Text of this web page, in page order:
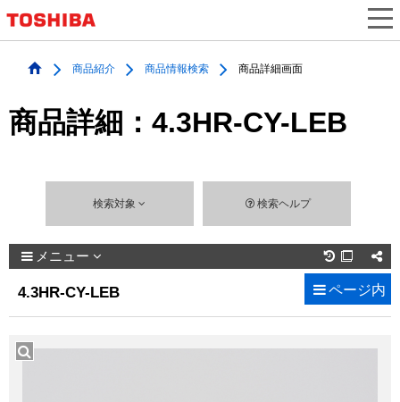
商品紹介 商品情報検索 商品詳細画面
商品詳細：4.3HR-CY-LEB
検索対象 検索ヘルプ
メニュー 
4.3HR-CY-LEB ページ内